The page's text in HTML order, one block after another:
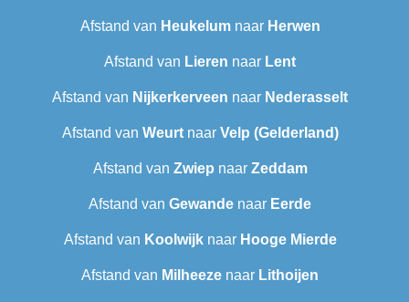
Afstand van Heukelumnaar Herwen
Afstand van Lieren naar Lent
Afstand van Nijkerkerveen naar Nederasselt
Afstand van Weurtnaar Velp (Gelderland)
Afstand van Zwiep naar Zeddam
Afstand van Gewande naar Eerde
Afstand van Koolwijknaar Hooge Mierde
Afstand van Milheeze naar Lithoijen